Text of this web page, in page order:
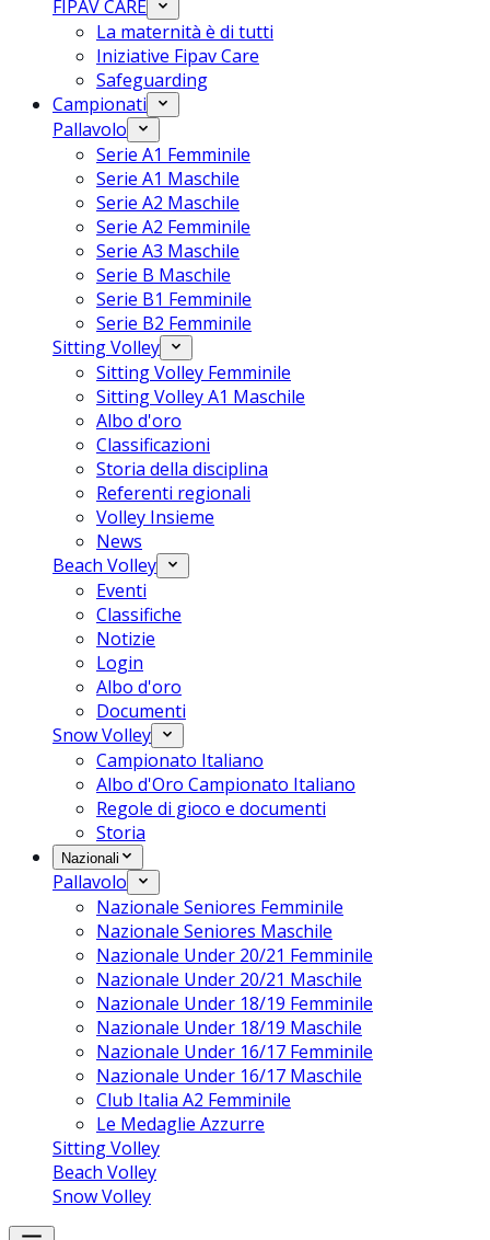
FIPAV CARE
La maternità è di tutti
Iniziative Fipav Care
Safeguarding
Campionati
Pallavolo
Serie A1 Femminile
Serie A1 Maschile
Serie A2 Maschile
Serie A2 Femminile
Serie A3 Maschile
Serie B Maschile
Serie B1 Femminile
Serie B2 Femminile
Sitting Volley
Sitting Volley Femminile
Sitting Volley A1 Maschile
Albo d'oro
Classificazioni
Storia della disciplina
Referenti regionali
Volley Insieme
News
Beach Volley
Eventi
Classifiche
Notizie
Login
Albo d'oro
Documenti
Snow Volley
Campionato Italiano
Albo d'Oro Campionato Italiano
Regole di gioco e documenti
Storia
Nazionali
Pallavolo
Nazionale Seniores Femminile
Nazionale Seniores Maschile
Nazionale Under 20/21 Femminile
Nazionale Under 20/21 Maschile
Nazionale Under 18/19 Femminile
Nazionale Under 18/19 Maschile
Nazionale Under 16/17 Femminile
Nazionale Under 16/17 Maschile
Club Italia A2 Femminile
Le Medaglie Azzurre
Sitting Volley
Beach Volley
Snow Volley